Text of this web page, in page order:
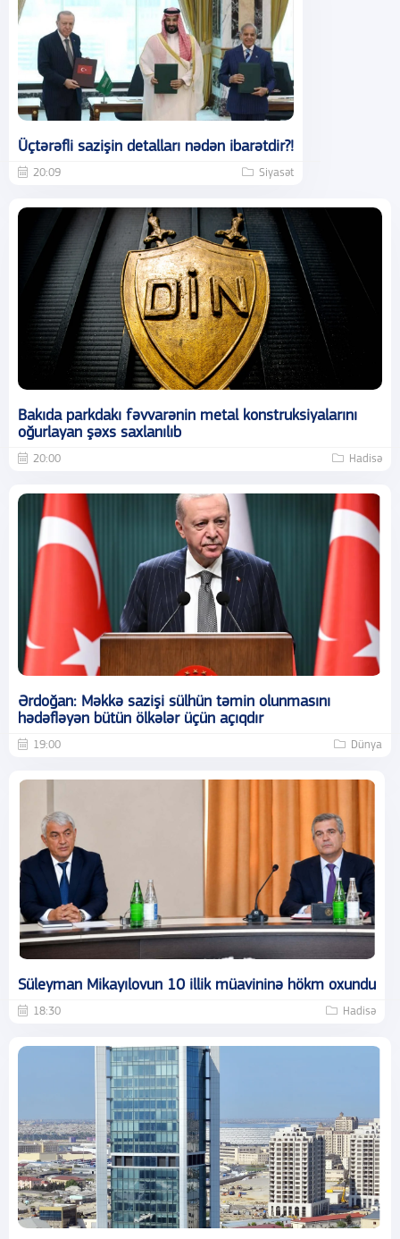
Üçtərəfli sazişin detalları nədən ibarətdir?!
20:09 Siyasət
Bakıda parkdakı fəvvarənin metal konstruksiyalarını
oğurlayan şəxs saxlanılıb
20:00 Hadisə
Ərdoğan: Məkkə sazişi sülhün təmin olunmasını
hədəfləyən bütün ölkələr üçün açıqdır
19:00 Dünya
Süleyman Mikayılovun 10 illik müavininə hökm oxundu
18:30 Hadisə